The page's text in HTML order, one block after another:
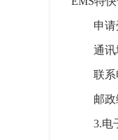
申
通讯
联系
邮政
3.电